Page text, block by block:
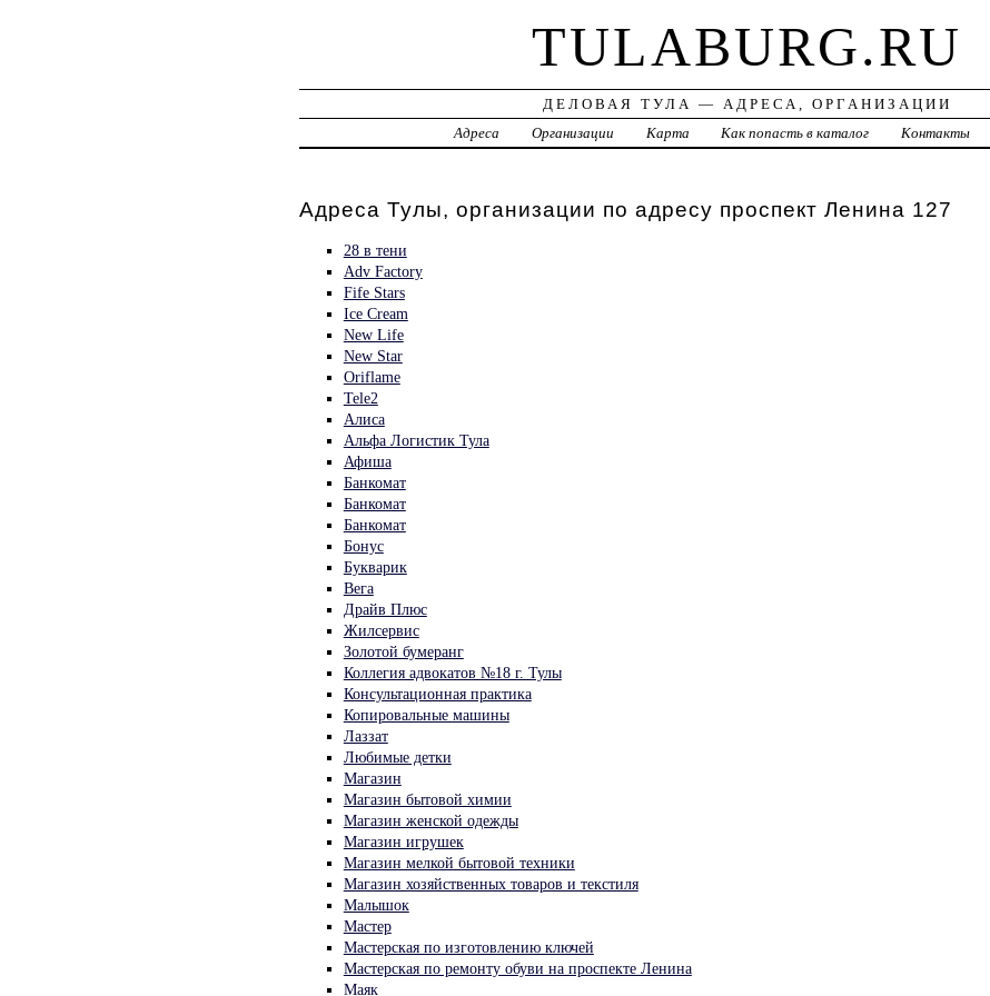
TULABURG.RU
ДЕЛОВАЯ ТУЛА — АДРЕСА, ОРГАНИЗАЦИИ
Адреса
Организации Карта Как попасть в каталог Контакты
Адреса Тулы, организации по адресу проспект Ленина 127
28 в тени
Adv Factory
Fife Stars
Ice Cream
New Life
New Star
Oriflame
Tele2
Алиса
Альфа Логистик Тула
Афиша
Банкомат
Банкомат
Банкомат
Бонус
Букварик
Вега
Драйв Плюс
Жилсервис
Золотой бумеранг
Коллегия адвокатов №18 г. Тулы
Консультационная практика
Копировальные машины
Лаззат
Любимые детки
Магазин
Магазин бытовой химии
Магазин женской одежды
Магазин игрушек
Магазин мелкой бытовой техники
Магазин хозяйственных товаров и текстиля
Малышок
Мастер
Мастерская по изготовлению ключей
Мастерская по ремонту обуви на проспекте Ленина
Маяк